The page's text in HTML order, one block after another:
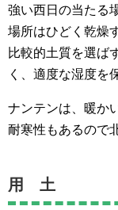
強い西日の当たる
場所はひどく乾燥
比較的土質を選ば
く、適度な湿度を
ナンテンは、暖か
耐寒性もあるので
用 土